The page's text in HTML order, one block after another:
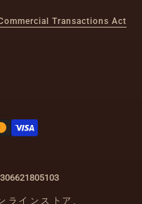
Transactions Act
ラインストア.